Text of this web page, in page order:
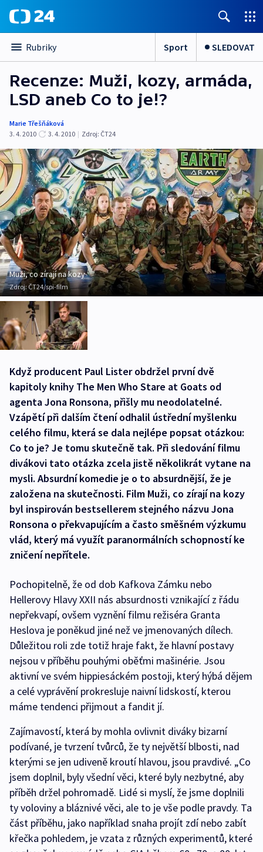
Rubriky Sport SLEDOVAT
Recenze: Muži, kozy, armáda,
LSD aneb Co to je!?
Marie Třešňáková
3. 4. 2010
3. 4. 2010 | Zdroj: ČT24
Muži, co zírají na kozy
Zdroj: ČT24/spi-film
Když producent Paul Lister obdržel první dvě
kapitoly knihy The Men Who Stare at Goats od
agenta Jona Ronsona, přišly mu neodolatelné.
Vzápětí při dalším čtení odhalil ústřední myšlenku
celého filmu, která se dala nejlépe popsat otázkou:
Co to je? Je tomu skutečně tak. Při sledování filmu
divákovi tato otázka zcela jistě několikrát vytane na
mysli. Absurdní komedie je o to absurdnější, že je
založena na skutečnosti. Film Muži, co zírají na kozy
byl inspirován bestsellerem stejného názvu Jona
Ronsona o překvapujícím a často směšném výzkumu
vlád, který má využít paranormálních schopností ke
zničení nepřítele.
Pochopitelně, že od dob Kafkova Zámku nebo
Hellerovy Hlavy XXII nás absurdnosti vznikající z řádu
nepřekvapí, ovšem vyznění filmu režiséra Granta
Heslova je poněkud jiné než ve jmenovaných dílech.
Důležitou roli zde totiž hraje fakt, že hlavní postavy
nejsou v příběhu pouhými oběťmi mašinérie. Jsou
aktivní ve svém hippiesáckém postoji, který hýbá dějem
a celé vyprávění prokresluje naivní lidskostí, kterou
máme tendenci přijmout a fandit jí.
Zajímavostí, která by mohla ovlivnit diváky bizarní
podívané, je tvrzení tvůrců, že ty největší blbosti, nad
kterými se jen udiveně kroutí hlavou, jsou pravdivé. „Co
jsem doplnil, byly všední věci, které byly nezbytné, aby
příběh držel pohromadě. Lidé si myslí, že jsme doplnili
ty voloviny a bláznivé věci, ale to je vše podle pravdy. Ta
část příběhu, jako například snaha projít zdí nebo zabít
křečka pohledem, je vzata z různých experimentů, které